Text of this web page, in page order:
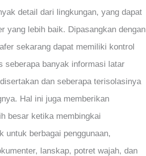
detail dari lingkungan, yang dapat
yang lebih baik. Dipasangkan dengan
sekarang dapat memiliki kontrol
seberapa banyak informasi latar
dan seberapa terisolasinya
Hal ini juga memberikan
besar ketika membingkai
untuk berbagai penggunaan,
lanskap, potret wajah, dan